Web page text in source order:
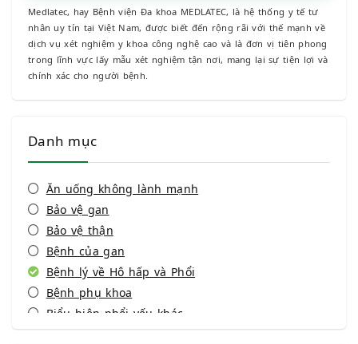
Medlatec, hay Bệnh viện Đa khoa MEDLATEC, là hệ thống y tế tư
nhân uy tín tại Việt Nam, được biết đến rộng rãi với thế mạnh về
dịch vụ xét nghiệm y khoa công nghệ cao và là đơn vị tiên phong
trong lĩnh vực lấy mẫu xét nghiệm tận nơi, mang lại sự tiện lợi và
chính xác cho người bệnh.
Danh mục
Ăn uống không lành mạnh
Bảo vệ gan
Bảo vệ thận
Bệnh của gan
Bệnh lý về Hô hấp và Phổi
Bệnh phụ khoa
Biểu hiện phổi yếu khác
Biểu hiện xương khớp